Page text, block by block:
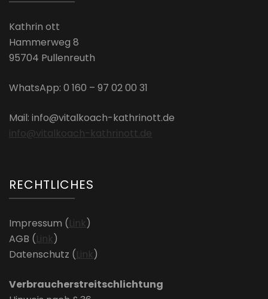
Kathrin ott
Hammerweg 8
95704 Pullenreuth
WhatsApp: 0 160 – 97 02 00 31
Mail: info@vitalkoach-kathrinott.de
info@vitalkoach-kathrinott.de
RECHTLICHES
Impressum (Link)
AGB (Link)
Datenschutz (Link)
Verbraucherstreitschlichtung